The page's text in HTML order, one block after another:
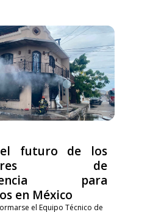
el futuro de los
de
para
en México
el Equipo Técnico de